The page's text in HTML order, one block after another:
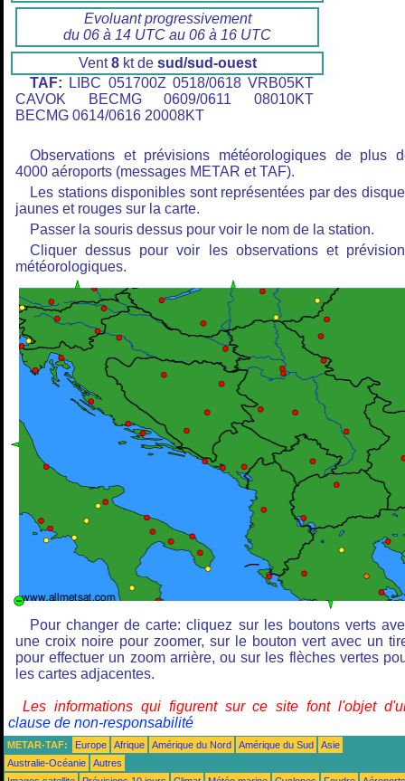
Evoluant progressivement
du 06 à 14 UTC au 06 à 16 UTC
Vent8kt de sud/sud-ouest
TAF: LIBC 051700Z 0518/0618 VRB05KT
CAVOK BECMG 0609/0611 08010KT
BECMG 0614/0616 20008KT
Observations et prévisions météorologiques de plus
4000 aéroports (messages METAR et TAF).
Les stations disponibles sont représentées par des
jaunes et rouges sur la carte.
Passer la souris dessus pour voir le nom de la station.
Cliquer dessus pour voir les observations et
météorologiques.
Pour changer de carte: cliquez sur les boutons verts
une croix noire pour zoomer, sur le bouton vert avec un
pour effectuer un zoom arrière, ou sur les flèches vertes
les cartes adjacentes.
Les informations qui figurent sur ce site font l'objet
clause de non-responsabilité
METAR-TAF: Europe Afrique Amérique du Nord Amérique du Sud
Asie
Australie-Océanie
Autres